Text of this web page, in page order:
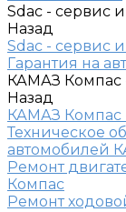
Sdac - сервис
Назад
Sdac - сервис
Гарантия на
КАМАЗ Компас
Назад
КАМАЗ Компас
Техническое
автомобилей
Ремонт
Компас
Ремонт